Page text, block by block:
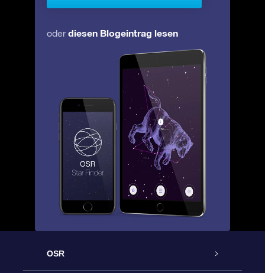
oderdiesen Blogeintrag lesen
OSR